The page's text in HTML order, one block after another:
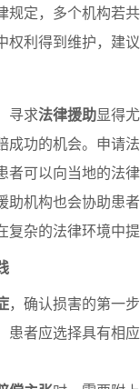
定，多个机构若
利得到维护，建
寻求法律援助显得
功的机会。申请
可以向当地的法
助机构也会协助患
复杂的法律环境中
，确认损害的第一
者应选择具有相